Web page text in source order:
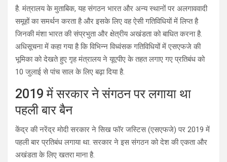
है. मंत्रालय के मुताबिक, यह संगठन भारत और अन्य स्थानों पर अलगाववादी
समूहों का समर्थन करता है और इसके लिए वह ऐसी गतिविधियों में लिप्त है
जिनकी मंशा भारत की संप्रभुता और क्षेत्रीय अखंडता को बाधित करना है.
अधिसूचना में कहा गया है कि विभिन्न विध्वंसक गतिविधियों में एसएफजे की
भूमिका को देखते हुए गृह मंत्रालय ने यूएपीए के तहत लगाए गए प्रतिबंध को
10 जुलाई से पांच साल के लिए बढ़ा दिया है.
2019 में सरकार ने संगठन पर लगाया था
पहली बार बैन
केंद्र की नरेंद्र मोदी सरकार ने सिख फॉर जस्टिस (एसएफजे) पर 2019 में
पहली बार प्रतिबंध लगाया था. सरकार ने इस संगठन को देश की एकता और
अखंडता के लिए खतरा माना है.